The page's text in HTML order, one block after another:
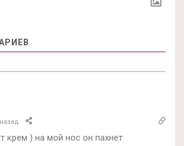
крем ) на мой нос он пахнет